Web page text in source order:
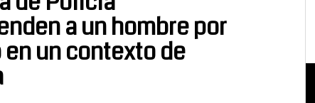
a un hombre por
un contexto de